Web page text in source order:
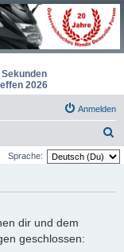
2026
Anmelden
u
Sprache:
dir und dem
geschlossen: